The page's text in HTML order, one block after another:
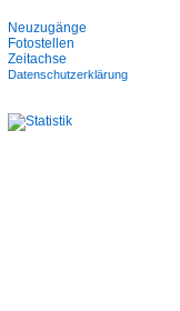
Neuzugänge
Fotostellen
Zeitachse
Datenschutzerklärung